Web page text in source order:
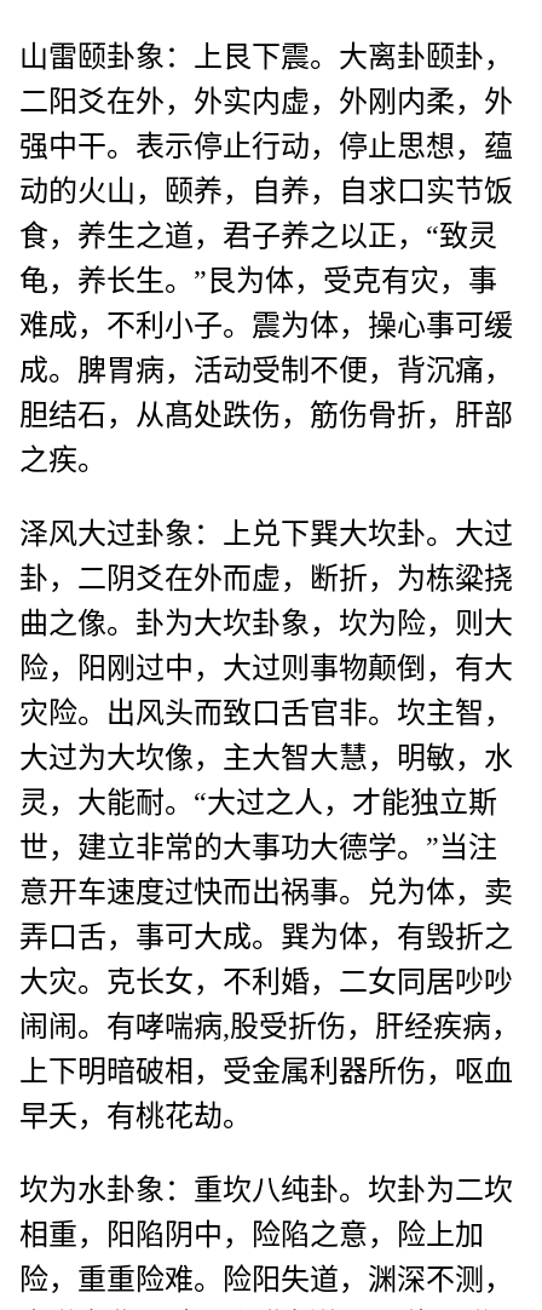
山雷颐卦象：上艮下震。大离卦颐卦，
二阳爻在外，外实内虚，外刚内柔，外
强中干。表示停止行动，停止思想，蕴
动的火山，颐养，自养，自求口实节饭
食，养生之道，君子养之以正，“致灵
龟，养长生。”艮为体，受克有灾，事
难成，不利小子。震为体，操心事可缓
成。脾胃病，活动受制不便，背沉痛，
胆结石，从髙处跌伤，筋伤骨折，肝部
之疾。
泽风大过卦象：上兑下巽大坎卦。大过
卦，二阴爻在外而虚，断折，为栋粱挠
曲之像。卦为大坎卦象，坎为险，则大
险，阳刚过中，大过则事物颠倒，有大
灾险。出风头而致口舌官非。坎主智，
大过为大坎像，主大智大慧，明敏，水
灵，大能耐。“大过之人，才能独立斯
世，建立非常的大事功大德学。”当注
意开车速度过快而出祸事。兑为体，卖
弄口舌，事可大成。巽为体，有毁折之
大灾。克长女，不利婚，二女同居吵吵
闹闹。有哮喘病,股受折伤，肝经疾病，
上下明暗破相，受金属利器所伤，呕血
早夭，有桃花劫。
坎为水卦象：重坎八纯卦。坎卦为二坎
相重，阳陷阴中，险陷之意，险上加
险，重重险难。险阳失道，渊深不测，